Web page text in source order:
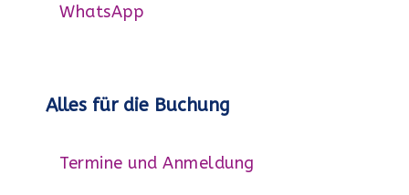
WhatsApp
Alles für die Buchung
Termine und Anmeldung